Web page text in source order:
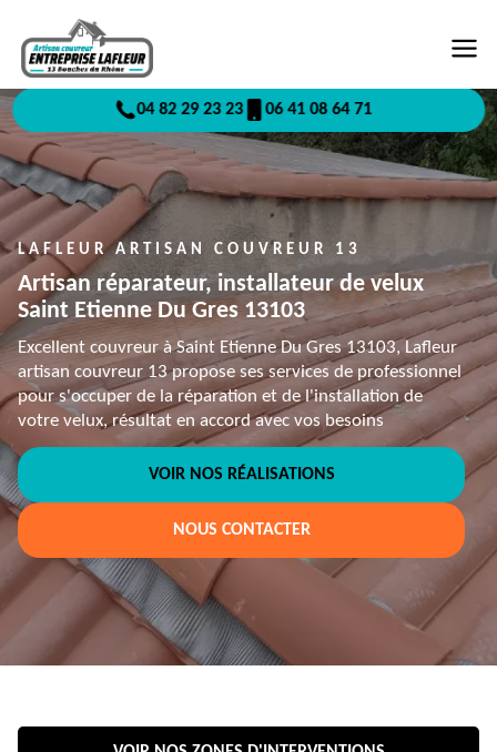
04 82 29 23 23 06 41 08 64 71
LAFLEUR ARTISAN COUVREUR 13
Artisan réparateur, installateur de velux
Saint Etienne Du Gres 13103
Excellent couvreur à Saint Etienne Du Gres 13103, Lafleur
artisan couvreur 13 propose ses services de professionnel
pour s'occuper de la réparation et de l'installation de
votre velux, résultat en accord avec vos besoins
VOIR NOS RÉALISATIONS
NOUS CONTACTER